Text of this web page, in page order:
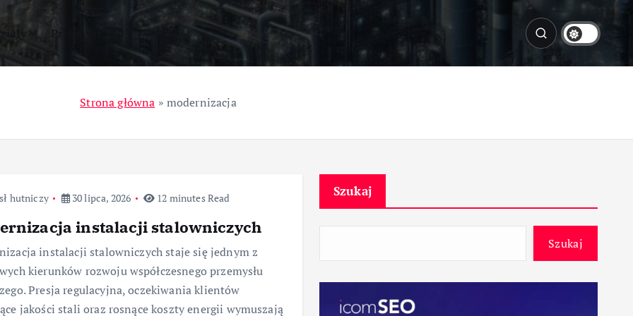
Przemysł
Strona główna » modernizacja
hutniczy 30 lipca, 2026 12 minutes Read
instalacji stalowniczych
instalacji stalowniczych staje się jednym z
kierunków rozwoju współczesnego przemysłu
Presja regulacyjna, oczekiwania klientów
jakości stali oraz rosnące koszty energii wymuszają
Szukaj
Szukaj